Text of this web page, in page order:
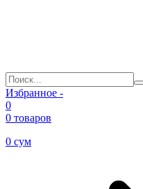
Избранное -
0
0 товаров
0 сум